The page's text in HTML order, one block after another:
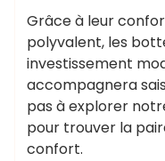
Grâce à leur
polyvalent, les
investissement
accompagnera
pas à explorer
pour trouver la
confort.